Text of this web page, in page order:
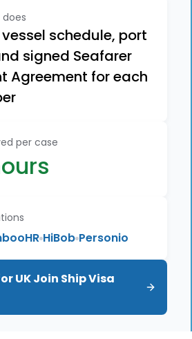
does
schedule, port
signed Seafarer
Agreement for each
per case
HiBob Personio
UK Join Ship Visa